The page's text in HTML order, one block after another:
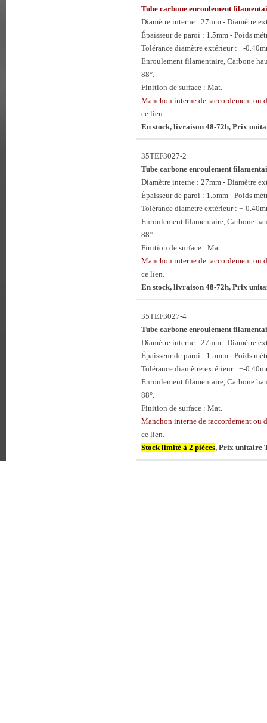
Tube carbone enroulement
Diamètre interne : 27mm - Diamètre
Épaisseur de paroi : 1.5mm - Poids
Tolérance diamètre extérieur : +-
Enroulement filamentaire, Carbone
88°.
Finition de surface : Mat.
Manchon interne de raccordement ou
ce lien.
En stock, livraison 48-72h, Prix
35TEF3027-2
Tube carbone enroulement
Diamètre interne : 27mm - Diamètre
Épaisseur de paroi : 1.5mm - Poids
Tolérance diamètre extérieur : +-
Enroulement filamentaire, Carbone
88°.
Finition de surface : Mat.
Manchon interne de raccordement ou
ce lien.
En stock, livraison 48-72h, Prix
35TEF3027-4
Tube carbone enroulement
Diamètre interne : 27mm - Diamètre
Épaisseur de paroi : 1.5mm - Poids
Tolérance diamètre extérieur : +-
Enroulement filamentaire, Carbone
88°.
Finition de surface : Mat.
Manchon interne de raccordement ou
ce lien.
Stock limité à 2 pièces, Prix unitaire